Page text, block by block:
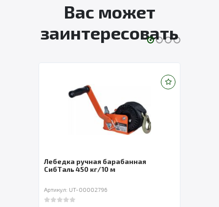
Вас может
заинтересовать
Лебедка ручная TOR ЛН-2500W
Артикул: UT-00005927